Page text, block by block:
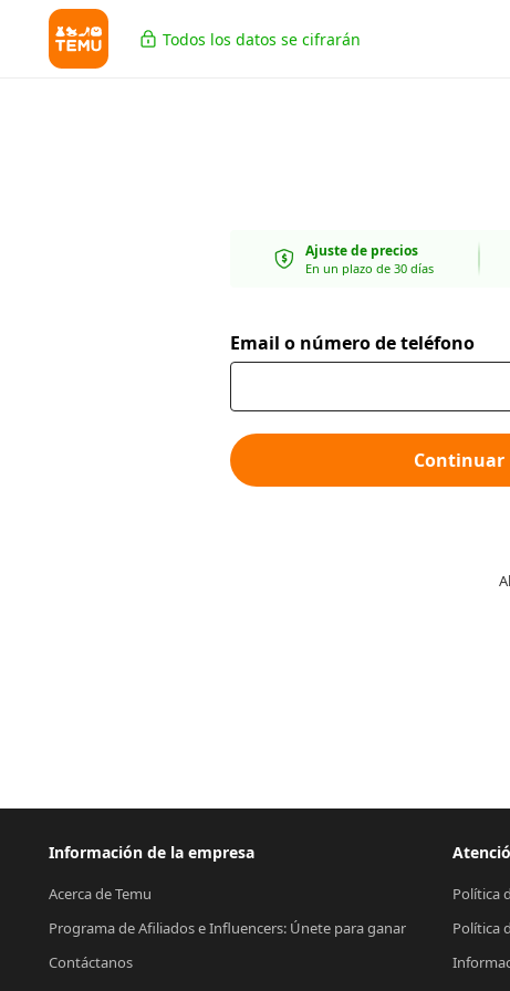
Todos los datos se cifrarán
Ajuste de precios
En un plazo de 30 días
Email o número de teléfono
Continuar
Información de la empresa
Acerca de Temu
Programa de Afiliados e Influencers: Únete para ganar
Contáctanos
Política
Política